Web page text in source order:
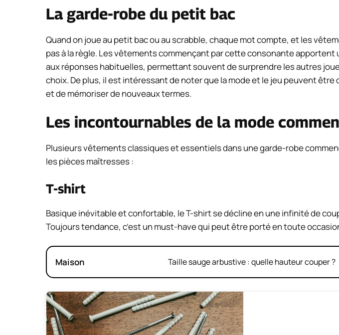
La garde-robe du petit bac
Quand on joue au petit bac ou au scrabble, chaque mot compte, et les
pas à la règle. Les vêtements commençant par cette consonante
aux réponses habituelles, permettant souvent de surprendre les autres
choix. De plus, il est intéressant de noter que la mode et le jeu peuvent être
et de mémoriser de nouveaux termes.
Les incontournables de la mode
Plusieurs vêtements classiques et essentiels dans une garde-robe
les pièces maîtresses :
T-shirt
Basique inévitable et confortable, le T-shirt se décline en une infinité de
Toujours tendance, c’est un must-have qui peut être porté en toute
Maison Taille sauge arbustive : quelle hauteur couper ?